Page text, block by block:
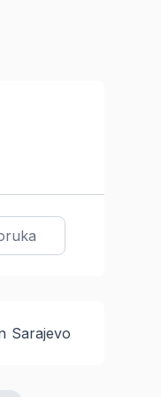
Sarajevo